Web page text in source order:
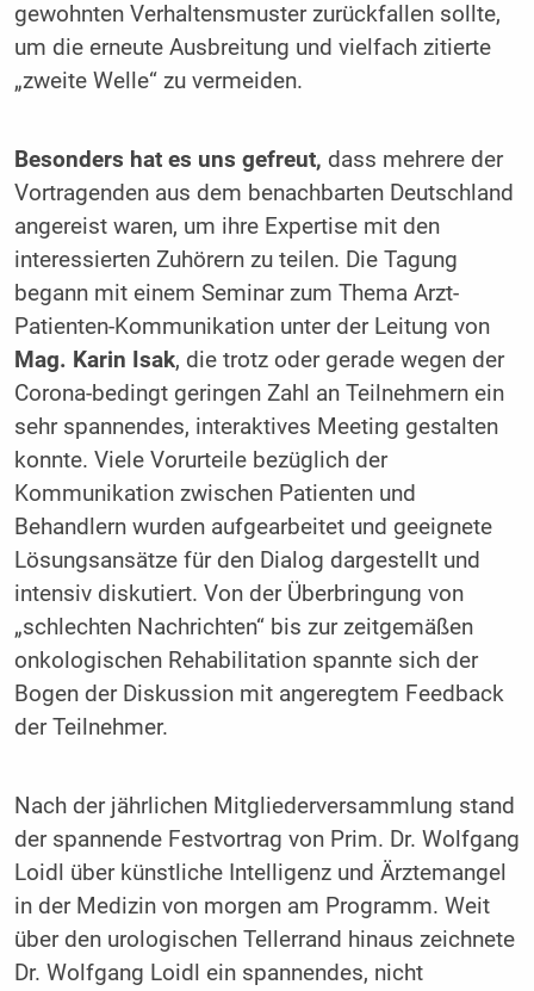
gewohnten Verhaltensmuster zurückfallen sollte,
um die erneute Ausbreitung und vielfach zitierte
„zweite Welle“ zu vermeiden.
Besonders hat es uns gefreut, dass mehrere der
Vortragenden aus dem benachbarten Deutschland
angereist waren, um ihre Expertise mit den
interessierten Zuhörern zu teilen. Die Tagung
begann mit einem Seminar zum Thema Arzt-
Patienten-Kommunikation unter der Leitung von
Mag. Karin Isak, die trotz oder gerade wegen der
Corona-bedingt geringen Zahl an Teilnehmern ein
sehr spannendes, interaktives Meeting gestalten
konnte. Viele Vorurteile bezüglich der
Kommunikation zwischen Patienten und
Behandlern wurden aufgearbeitet und geeignete
Lösungsansätze für den Dialog dargestellt und
intensiv diskutiert. Von der Überbringung von
„schlechten Nachrichten“ bis zur zeitgemäßen
onkologischen Rehabilitation spannte sich der
Bogen der Diskussion mit angeregtem Feedback
der Teilnehmer.
Nach der jährlichen Mitgliederversammlung stand
der spannende Festvortrag von Prim. Dr. Wolfgang
Loidl über künstliche Intelligenz und Ärztemangel
in der Medizin von morgen am Programm. Weit
über den urologischen Tellerrand hinaus zeichnete
Dr. Wolfgang Loidl ein spannendes, nicht